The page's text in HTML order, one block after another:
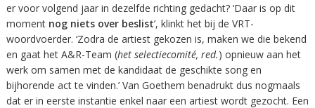
er voor volgend jaar in dezelfde richting gedacht? ‘Daar is op dit
moment nog niets over beslist’, klinkt het bij de VRT-
woordvoerder. ‘Zodra de artiest gekozen is, maken we die bekend
en gaat het A&R-Team (het selectiecomité, red.) opnieuw aan het
werk om samen met de kandidaat de geschikte song en
bijhorende act te vinden.’ Van Goethem benadrukt dus nogmaals
dat er in eerste instantie enkel naar een artiest wordt gezocht. Een